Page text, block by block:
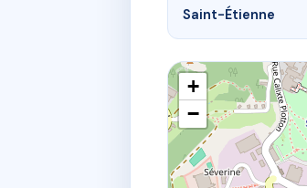
Saint-Étienne
+
−